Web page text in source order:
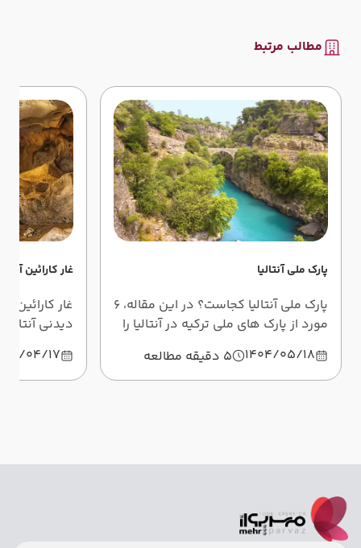
مطالب مرتبط
پارک ملی آنتالیا
پارک ملی آنتالیا کجاست؟ در این مقاله، 6
مورد از پارک های ملی ترکیه در آنتالیا را
به شما معرفی کرده‌ایم که در سفرتان
قدرت انتخاب بهتری داشته باشید.
1404/05/18 5 دقیقه مطالعه
غار کارائین
غار کارائین
دیدنی
غار04/17